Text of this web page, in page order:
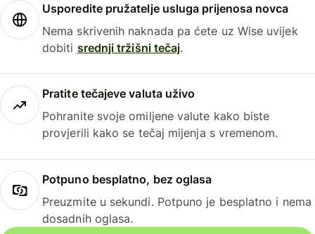
Usporedite pružatelje usluga prijenosa novca
Nema skrivenih naknada pa ćete uz Wise uvijek
dobiti srednji tržišni tečaj.
Pratite tečajeve valuta uživo
Pohranite svoje omiljene valute kako biste
provjerili kako se tečaj mijenja s vremenom.
Potpuno besplatno, bez oglasa
Preuzmite u sekundi. Potpuno je besplatno i nema
dosadnih oglasa.